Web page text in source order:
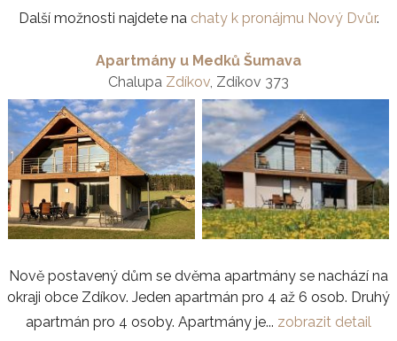
Další možnosti najdete na chaty k pronájmu Nový Dvůr.
Apartmány u Medků Šumava
Chalupa Zdíkov, Zdíkov 373
Nově postavený dům se dvěma apartmány se nachází na
okraji obce Zdíkov. Jeden apartmán pro 4 až 6 osob. Druhý
apartmán pro 4 osoby. Apartmány je... zobrazit detail